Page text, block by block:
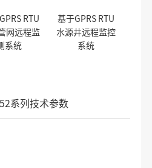
RTU
网远程监
系统
基于GPRS RTU
水源井远程监控
系统
系列技术参数